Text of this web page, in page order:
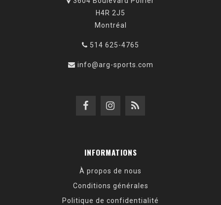
H4R 2J5
Montréal
514 625-4765
info@arg-sports.com
INFORMATIONS
À propos de nous
Conditions générales
Politique de confidentialité